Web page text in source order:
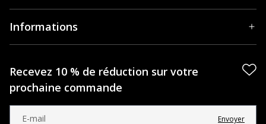
Informations
Recevez 10 % de réduction sur votre
prochaine commande
Envoyer